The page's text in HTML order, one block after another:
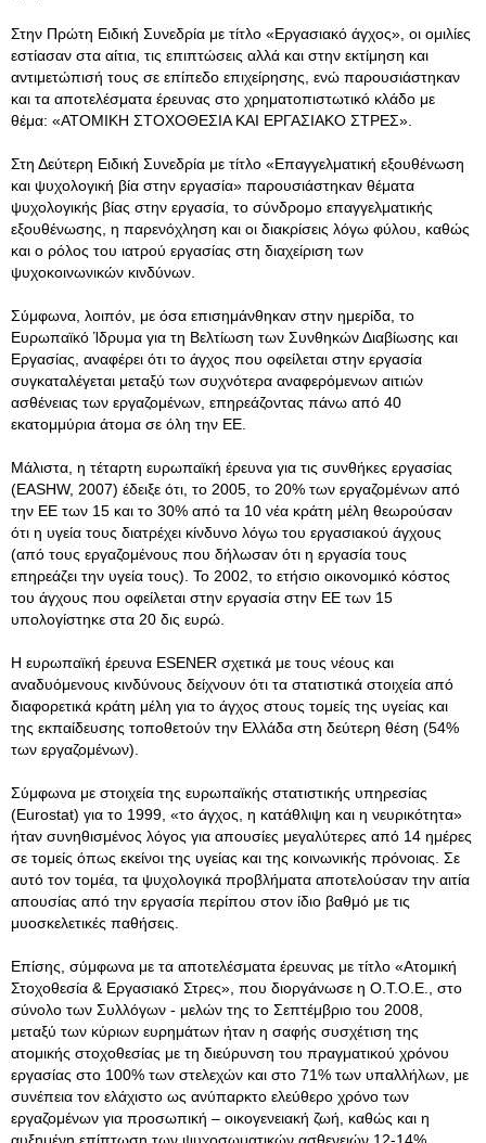
Στην Πρώτη Ειδική Συνεδρία με τίτλο «Εργασιακό άγχος», οι ομιλίες
εστίασαν στα αίτια, τις επιπτώσεις αλλά και στην εκτίμηση και
αντιμετώπισή τους σε επίπεδο επιχείρησης, ενώ παρουσιάστηκαν
και τα αποτελέσματα έρευνας στο χρηματοπιστωτικό κλάδο με
θέμα: «ΑΤΟΜΙΚΗ ΣΤΟΧΟΘΕΣΙΑ ΚΑΙ ΕΡΓΑΣΙΑΚΟ ΣΤΡΕΣ».
Στη Δεύτερη Ειδική Συνεδρία με τίτλο «Επαγγελματική εξουθένωση
και ψυχολογική βία στην εργασία» παρουσιάστηκαν θέματα
ψυχολογικής βίας στην εργασία, το σύνδρομο επαγγελματικής
εξουθένωσης, η παρενόχληση και οι διακρίσεις λόγω φύλου, καθώς
και ο ρόλος του ιατρού εργασίας στη διαχείριση των
ψυχοκοινωνικών κινδύνων.
Σύμφωνα, λοιπόν, με όσα επισημάνθηκαν στην ημερίδα, το
Ευρωπαϊκό Ίδρυμα για τη Βελτίωση των Συνθηκών Διαβίωσης και
Εργασίας, αναφέρει ότι το άγχος που οφείλεται στην εργασία
συγκαταλέγεται μεταξύ των συχνότερα αναφερόμενων αιτιών
ασθένειας των εργαζομένων, επηρεάζοντας πάνω από 40
εκατομμύρια άτομα σε όλη την ΕΕ.
Μάλιστα, η τέταρτη ευρωπαϊκή έρευνα για τις συνθήκες εργασίας
(EASHW, 2007) έδειξε ότι, το 2005, το 20% των εργαζομένων από
την ΕΕ των 15 και το 30% από τα 10 νέα κράτη μέλη θεωρούσαν
ότι η υγεία τους διατρέχει κίνδυνο λόγω του εργασιακού άγχους
(από τους εργαζομένους που δήλωσαν ότι η εργασία τους
επηρεάζει την υγεία τους). To 2002, το ετήσιο οικονομικό κόστος
του άγχους που οφείλεται στην εργασία στην ΕΕ των 15
υπολογίστηκε στα 20 δις ευρώ.
Η ευρωπαϊκή έρευνα ESENER σχετικά με τους νέους και
αναδυόμενους κινδύνους δείχνουν ότι τα στατιστικά στοιχεία από
διαφορετικά κράτη μέλη για το άγχος στους τομείς της υγείας και
της εκπαίδευσης τοποθετούν την Ελλάδα στη δεύτερη θέση (54%
των εργαζομένων).
Σύμφωνα με στοιχεία της ευρωπαϊκής στατιστικής υπηρεσίας
(Eurostat) για το 1999, «το άγχος, η κατάθλιψη και η νευρικότητα»
ήταν συνηθισμένος λόγος για απουσίες μεγαλύτερες από 14 ημέρες
σε τομείς όπως εκείνοι της υγείας και της κοινωνικής πρόνοιας. Σε
αυτό τον τομέα, τα ψυχολογικά προβλήματα αποτελούσαν την αιτία
απουσίας από την εργασία περίπου στον ίδιο βαθμό με τις
μυοσκελετικές παθήσεις.
Επίσης, σύμφωνα με τα αποτελέσματα έρευνας με τίτλο «Ατομική
Στοχοθεσία & Εργασιακό Στρες», που διοργάνωσε η Ο.Τ.Ο.Ε., στο
σύνολο των Συλλόγων - μελών της το Σεπτέμβριο του 2008,
μεταξύ των κύριων ευρημάτων ήταν η σαφής συσχέτιση της
ατομικής στοχοθεσίας με τη διεύρυνση του πραγματικού χρόνου
εργασίας στο 100% των στελεχών και στο 71% των υπαλλήλων, με
συνέπεια τον ελάχιστο ως ανύπαρκτο ελεύθερο χρόνο των
εργαζομένων για προσωπική – οικογενειακή ζωή, καθώς και η